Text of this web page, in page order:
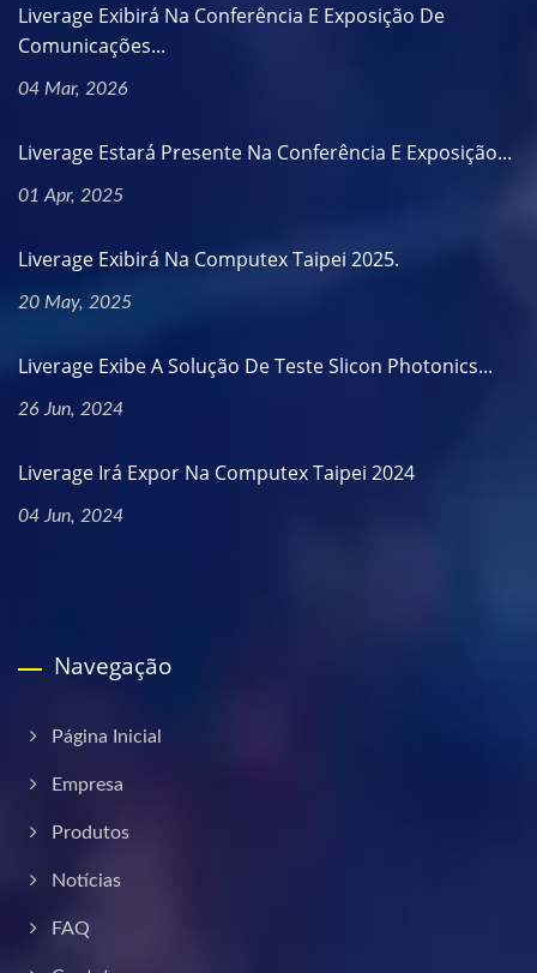
Liverage Exibirá Na Conferência E Exposição De
Comunicações...
04 Mar, 2026
Liverage Estará Presente Na Conferência E Exposição...
01 Apr, 2025
Liverage Exibirá Na Computex Taipei 2025.
20 May, 2025
Liverage Exibe A Solução De Teste Slicon Photonics...
26 Jun, 2024
Liverage Irá Expor Na Computex Taipei 2024
04 Jun, 2024
Navegação
Página Inicial
Empresa
Produtos
Notícias
FAQ